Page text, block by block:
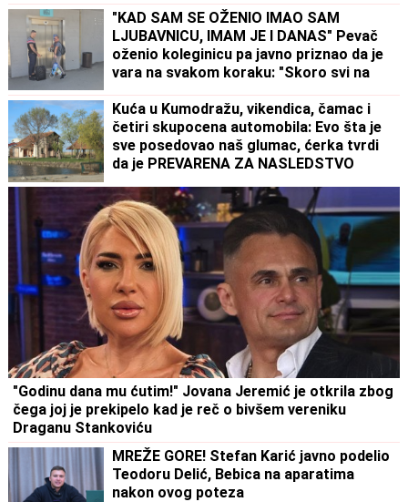
"KAD SAM SE OŽENIO IMAO SAM
LJUBAVNICU, IMAM JE I DANAS" Pevač
oženio koleginicu pa javno priznao da je
vara na svakom koraku: "Skoro svi na
estradi imaju paralelne veze"
Kuća u Kumodražu, vikendica, čamac i
četiri skupocena automobila: Evo šta je
sve posedovao naš glumac, ćerka tvrdi
da je PREVARENA ZA NASLEDSTVO
"Godinu dana mu ćutim!" Jovana Jeremić je otkrila zbog
čega joj je prekipelo kad je reč o bivšem vereniku
Draganu Stankoviću
MREŽE GORE! Stefan Karić javno podelio
Teodoru Delić, Bebica na aparatima
nakon ovog poteza